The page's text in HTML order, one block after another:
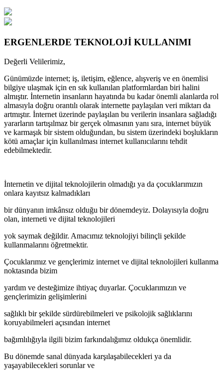
ERGENLERDE TEKNOLOJİ KULLANIMI
Değerli Velilerimiz,
Günümüzde internet; iş, iletişim, eğlence, alışveriş ve en önemlisi
bilgiye ulaşmak için en sık kullanılan platformlardan biri halini
almıştır. İnternetin insanların hayatında bu kadar önemli alanlarda rol
almasıyla doğru orantılı olarak internette paylaşılan veri miktarı da
artmıştır. İnternet üzerinde paylaşılan bu verilerin insanlara sağladığı
yararların tartışılmaz bir gerçek olmasının yanı sıra, internet büyük
ve karmaşık bir sistem olduğundan, bu sistem üzerindeki boşlukların
kötü amaçlar için kullanılması internet kullanıcılarını tehdit
edebilmektedir.
İnternetin ve dijital teknolojilerin olmadığı ya da çocuklarımızın
onlara kayıtsız kalmadıkları
bir dünyanın imkânsız olduğu bir dönemdeyiz. Dolayısıyla doğru
olan, interneti ve dijital teknolojileri
yok saymak değildir. Amacımız teknolojiyi bilinçli şekilde
kullanmalarını öğretmektir.
Çocuklarımız ve gençlerimiz internet ve dijital teknolojileri kullanma
noktasında bizim
yardım ve desteğimize ihtiyaç duyarlar. Çocuklarımızın ve
gençlerimizin gelişimlerini
sağlıklı bir şekilde sürdürebilmeleri ve psikolojik sağlıklarını
koruyabilmeleri açısından internet
bağımlılığıyla ilgili bizim farkındalığımız oldukça önemlidir.
Bu dönemde sanal dünyada karşılaşabilecekleri ya da
yaşayabilecekleri sorunlar ve